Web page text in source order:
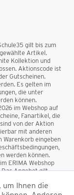
gilt bis zum
Artikel.
Kollektion und
Aktionscode ist
Gutscheinen.
Es gelten im
die unter
können.
im Webshop auf
Fanartikel, die
von der Aktion
mit anderen
Warenkorb eingeben
werden können.
ERIMA Webshop
Angebot gilt
Der
um Ihnen die